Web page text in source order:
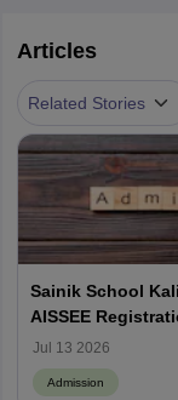
Articles
Related Stories
Sainik School
AISSEE
& Result
Jul 13 2026
Admission